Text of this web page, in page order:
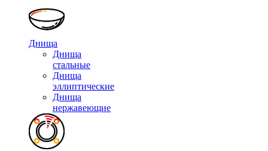
Днища
Днища
стальные
Днища
эллиптические
Днища
нержавеющие